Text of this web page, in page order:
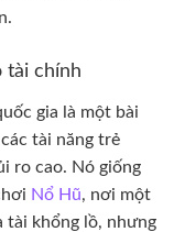
tài chính
gia là một bài
tài năng trẻ
ro cao. Nó giống
Nổ Hũ, nơi một
tài khổng lồ, nhưng